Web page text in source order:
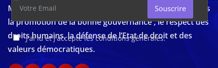
J'ai lu et j'accepte les conditions générales.
Souscrire
Média d'investigation ivoirien résolument engagé dans
la promotion de la bonne gouvernance , le respect des
droits humains, la défense de l’Etat de droit et des
valeurs démocratiques.